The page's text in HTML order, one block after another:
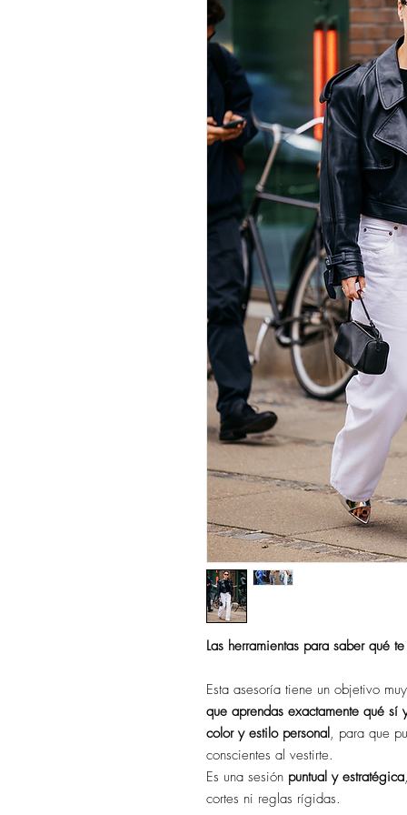
Las herramientas para saber qué
Esta asesoría tiene un objetivo
que aprendas exactamente qué sí
color y estilo personal, para que
conscientes al vestirte.
Es una sesión puntual y estratégica
cortes ni reglas rígidas.